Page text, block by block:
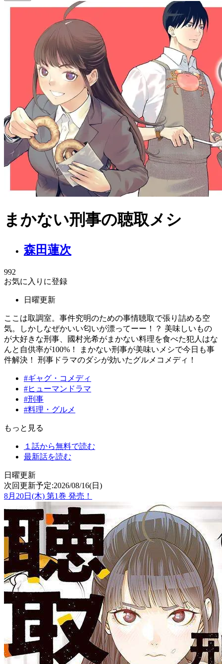
まかない刑事の聴取メシ
森田蓮次
992
お気に入りに登録
日曜更新
ここは取調室。事件究明のための事情聴取で張り詰める空
気。しかしなぜかいい匂いが漂ってーー！？ 美味しいもの
が大好きな刑事、國村光希がまかない料理を食べた犯人はな
んと自供率が100%！ まかない刑事が美味いメシで今日も事
件解決！ 刑事ドラマのダシが効いたグルメコメディ！
#ギャグ・コメディ
#ヒューマンドラマ
#刑事
#料理・グルメ
もっと見る
１話から無料で読む
最新話を読む
日曜更新
次回更新予定:2026/08/16(日)
8月20日(木) 第1巻 発売！